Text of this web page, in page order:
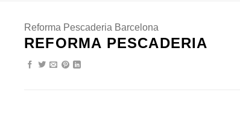
Reforma Pescaderia Barcelona
REFORMA PESCADERIA